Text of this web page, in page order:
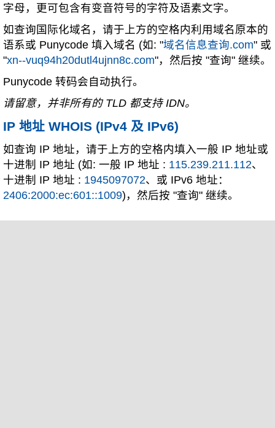
字母，更可包含有变音符号的字符及语素文字。
如查询国际化域名，请于上方的空格内利用域名原本的
语系或 Punycode 填入域名 (如: "域名信息查询.com" 或
"xn--vuq94h20dutl4ujnn8c.com"，然后按 "查询" 继续。
Punycode 转码会自动执行。
请留意，并非所有的 TLD 都支持 IDN。
IP 地址 WHOIS (IPv4 及 IPv6)
如查询 IP 地址，请于上方的空格内填入一般 IP 地址或
十进制 IP 地址 (如: 一般 IP 地址 : 115.239.211.112、
十进制 IP 地址 : 1945097072、或 IPv6 地址：
2406:2000:ec:601::1009)，然后按 "查询" 继续。